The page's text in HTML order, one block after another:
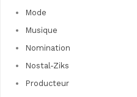
Mode
Musique
Nomination
Nostal-Ziks
Producteur